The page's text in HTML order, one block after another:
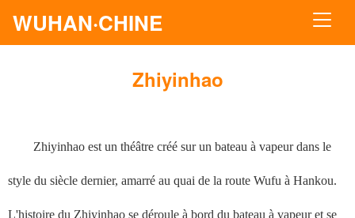
WUHAN·CHINE
Zhiyinhao
Zhiyinhao est un théâtre créé sur un bateau à vapeur dans le
style du siècle dernier, amarré au quai de la route Wufu à Hankou.
L'histoire du Zhiyinhao se déroule à bord du bateau à vapeur et se